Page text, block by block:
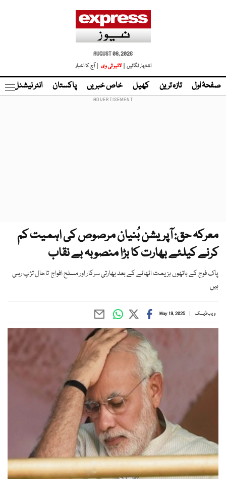
AUGUST 08, 2026
اشتہار لگائیں |
لائیو ٹی وی | آج کا اخبار
صفحۂ اول تازہ ترین کھیل خاص خبریں پاکستان انٹر نیشنل
معرکہ حق: آپریشن بُنیان مرصوص کی اہمیت کم
کرنے کیلئے بھارت کا بڑا منصوبہ بے نقاب
پاک فوج کے ہاتھوں ہزیمت اٹھانے کے بعد بھارتی سرکار اور مسلح افواج تاحال تڑپ رہی
ہیں
ویب ڈیسک May 19, 2025